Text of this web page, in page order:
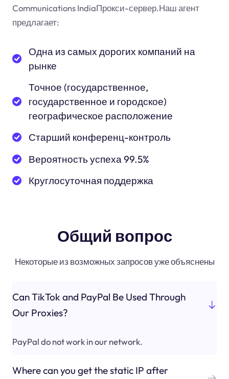
Communications IndiaПрокси-сервер.Наш агент
предлагает:
Одна из самых дорогих компаний на
рынке
Точное (государственное,
государственное и городское)
географическое расположение
Старший конференц-контроль
Вероятность успеха 99.5%
Круглосуточная поддержка
Общий вопрос
Некоторые из возможных запросов уже объяснены
Can TikTok and PayPal Be Used Through
Our Proxies?
PayPal do not work in our network.
Where can you get the static IP after